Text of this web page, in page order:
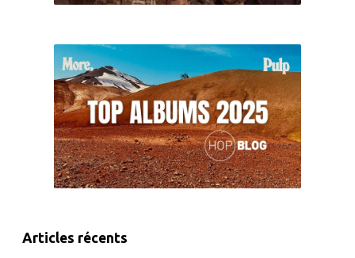
Articles récents